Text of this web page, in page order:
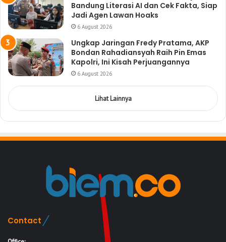
Bandung Literasi AI dan Cek Fakta, Siap
Jadi Agen Lawan Hoaks
6 August 2026
Ungkap Jaringan Fredy Pratama, AKP
Bondan Rahadiansyah Raih Pin Emas
Kapolri, Ini Kisah Perjuangannya
6 August 2026
Lihat Lainnya
Contact